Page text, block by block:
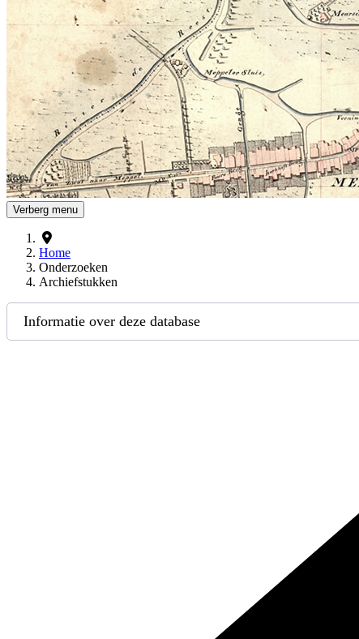
Verberg menu
Home
Onderzoeken
Archiefstukken
Informatie over deze database